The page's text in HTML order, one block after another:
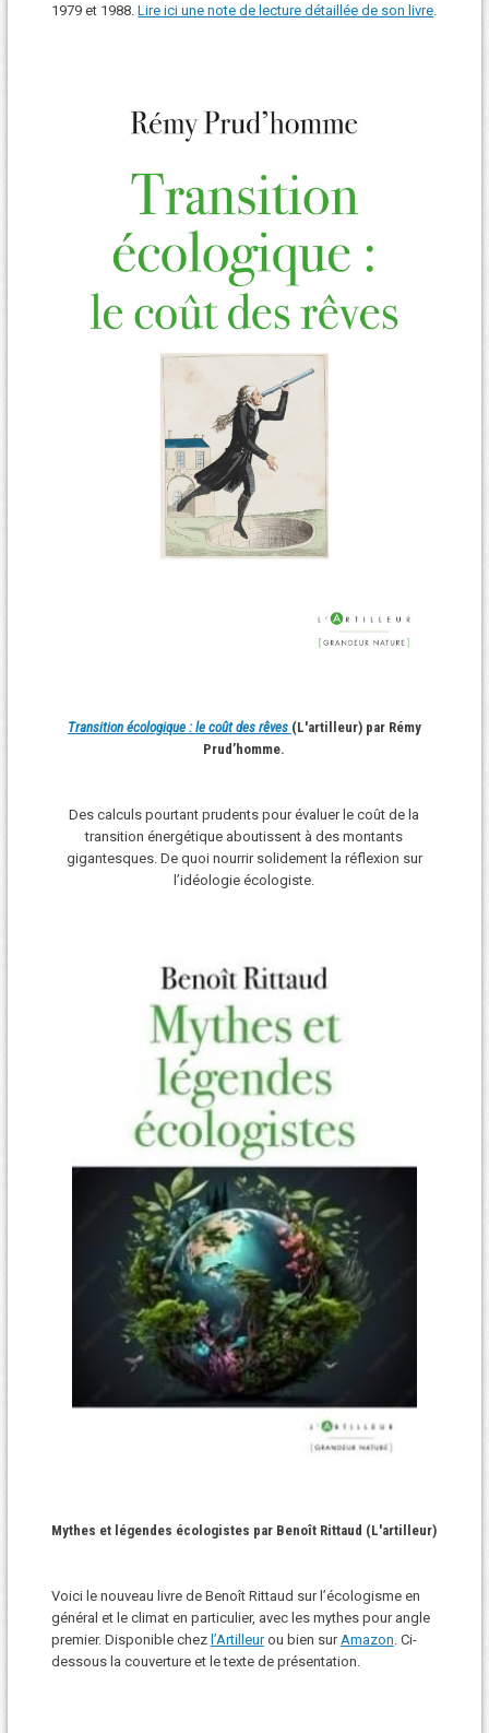
1979 et 1988.Lire ici une note de lecture détaillée de son livre
Transition écologique : le coût des rêves (L'artilleur) par Rémy
Prud’homme.
Des calculs pourtant prudents pour évaluer le coût de la
transition énergétique aboutissent à des montants
gigantesques. De quoi nourrir solidement la réflexion sur
l’idéologie écologiste.
Mythes et légendes écologistes par Benoît Rittaud (L'artilleur)
Voici le nouveau livre de Benoît Rittaud sur l’écologisme en
général et le climat en particulier, avec les mythes pour angle
premier. Disponible chez l’Artilleurou bien sur Amazon . Ci-
dessous la couverture et le texte de présentation.